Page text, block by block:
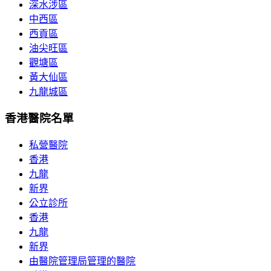
深水涉區
中西區
西貢區
油尖旺區
觀塘區
黃大仙區
九龍城區
香港醫院名單
私營醫院
香港
九龍
新界
公立診所
香港
九龍
新界
由醫院管理局管理的醫院